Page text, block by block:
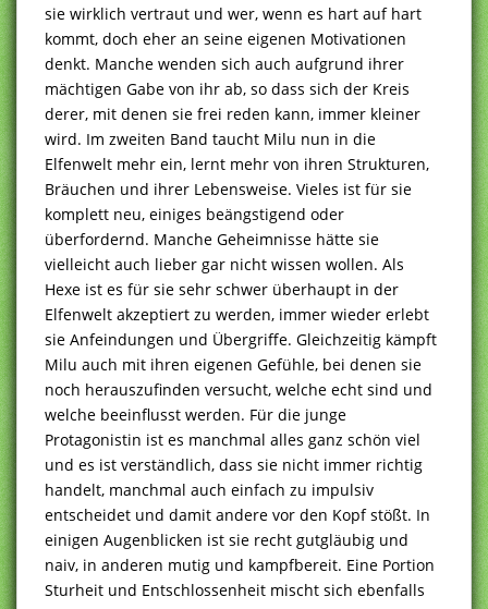
sie wirklich vertraut und wer, wenn es hart auf hart
kommt, doch eher an seine eigenen Motivationen
denkt. Manche wenden sich auch aufgrund ihrer
mächtigen Gabe von ihr ab, so dass sich der Kreis
derer, mit denen sie frei reden kann, immer kleiner
wird. Im zweiten Band taucht Milu nun in die
Elfenwelt mehr ein, lernt mehr von ihren Strukturen,
Bräuchen und ihrer Lebensweise. Vieles ist für sie
komplett neu, einiges beängstigend oder
überfordernd. Manche Geheimnisse hätte sie
vielleicht auch lieber gar nicht wissen wollen. Als
Hexe ist es für sie sehr schwer überhaupt in der
Elfenwelt akzeptiert zu werden, immer wieder erlebt
sie Anfeindungen und Übergriffe. Gleichzeitig kämpft
Milu auch mit ihren eigenen Gefühle, bei denen sie
noch herauszufinden versucht, welche echt sind und
welche beeinflusst werden. Für die junge
Protagonistin ist es manchmal alles ganz schön viel
und es ist verständlich, dass sie nicht immer richtig
handelt, manchmal auch einfach zu impulsiv
entscheidet und damit andere vor den Kopf stößt. In
einigen Augenblicken ist sie recht gutgläubig und
naiv, in anderen mutig und kampfbereit. Eine Portion
Sturheit und Entschlossenheit mischt sich ebenfalls